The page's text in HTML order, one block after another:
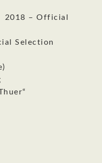
2018 – Official
Selection